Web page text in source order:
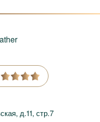
д.11, стр.7